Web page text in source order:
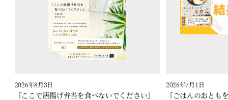
2026年8月3日
『ここで唐揚げ弁当を食べないでください』
2026年7月1日
『ごはんのおとも